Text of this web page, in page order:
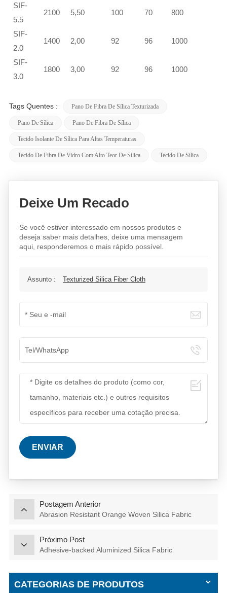
SIF-
5.5
2100 5,50 100 70 800
SIF-
2.0
1400 2,00 92 96 1000
SIF-
3.0
1800 3,00 92 96 1000
Tags Quentes : Pano De Fibra De Sílica Texturizada
Pano De Sílica Pano De Fibra De Sílica
Tecido Isolante De Sílica Para Altas Temperaturas
Tecido De Fibra De Vidro Com Alto Teor De Sílica Tecido De Sílica
Deixe Um Recado
Se você estiver interessado em nossos produtos e
deseja saber mais detalhes, deixe uma mensagem
aqui, responderemos o mais rápido possível.
Assunto : Texturized Silica Fiber Cloth
ENVIAR
Postagem Anterior
Abrasion Resistant Orange Woven Silica Fabric
Próximo Post
Adhesive-backed Aluminized Silica Fabric
CATEGORIAS DE PRODUTOS